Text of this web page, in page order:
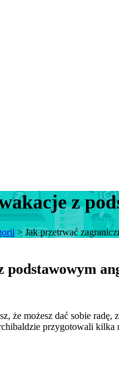
z
> Jak przetrwać
że możesz dać sobie
przygotowali